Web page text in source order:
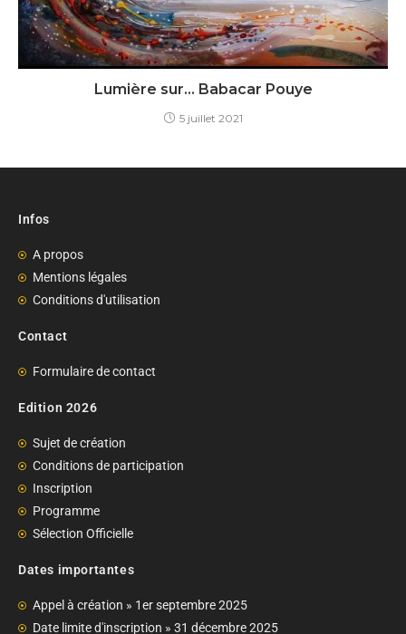
Lumière sur… Babacar Pouye
5 juillet 2021
Infos
A propos
Mentions légales
Conditions d'utilisation
Contact
Formulaire de contact
Edition 2026
Sujet de création
Conditions de participation
Inscription
Programme
Sélection Officielle
Dates importantes
Appel à création » 1er septembre 2025
Date limite d'inscription » 31 décembre 2025